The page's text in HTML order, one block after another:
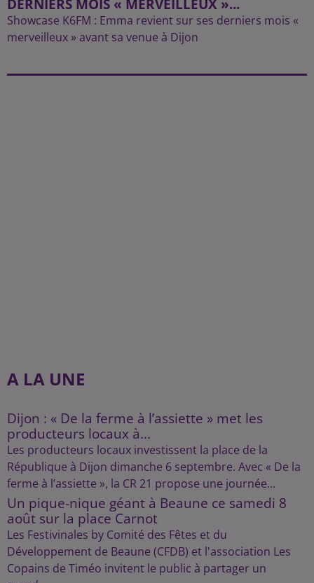
DERNIERS MOIS « MERVEILLEUX »...
Showcase K6FM : Emma revient sur ses derniers mois «
merveilleux » avant sa venue à Dijon
A LA UNE
Dijon : « De la ferme à l’assiette » met les
producteurs locaux à...
Les producteurs locaux investissent la place de la
République à Dijon dimanche 6 septembre. Avec « De la
ferme à l’assiette », la CR 21 propose une journée...
Un pique-nique géant à Beaune ce samedi 8
août sur la place Carnot
Les Festivinales by Comité des Fêtes et du
Développement de Beaune (CFDB) et l'association Les
Copains de Timéo invitent le public à partager un